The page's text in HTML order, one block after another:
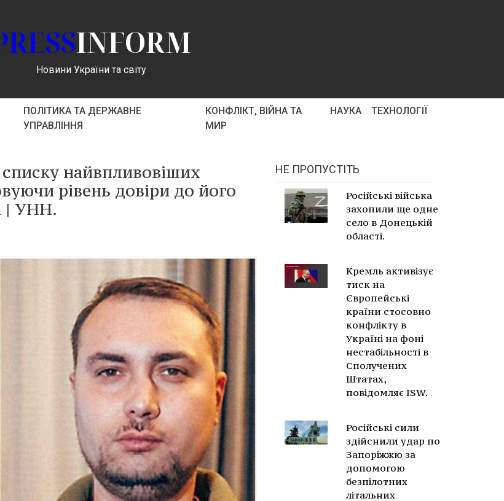
INFORM
Новини України та світу
ПОЛІТИКА ТА ДЕРЖАВНЕ
УПРАВЛІННЯ
КОНФЛІКТ, ВІЙНА ТА
МИР
НАУКА ТЕХНОЛОГІЇ
найвпливовіших
рівень довіри до його
| УНН.
НЕ ПРОПУСТІТЬ
Російські війська
захопили ще одне
село в Донецькій
області.
Кремль активізує
тиск на
Європейські
країни стосовно
конфлікту в
Україні на фоні
нестабільності в
Сполучених
Штатах,
повідомляє ISW.
Російські сили
здійснили удар по
Запоріжжю за
допомогою
безпілотних
літальних